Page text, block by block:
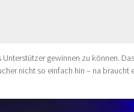
gewinnen zu können.
nicht so einfach hin – na braucht